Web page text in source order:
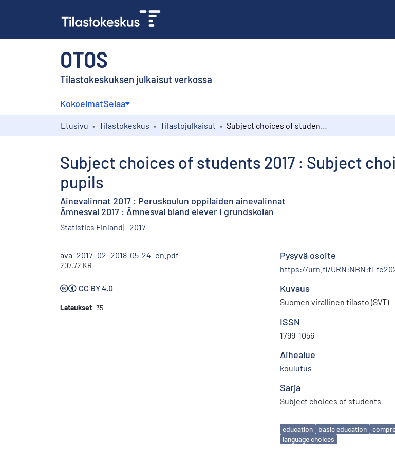
OTOS
Tilastokeskuksen julkaisut verkossa
KokoelmatSelaa
Etusivu Tilastokeskus Tilastojulkaisut
Subject choices of students 2017 : Subject
pupils
Ainevalinnat 2017 : Peruskoulun oppilaiden ainevalinnat
Ämnesval 2017 : Ämnesval bland elever i grundskolan
Statistics Finland 2017
ava_2017_02_2018-05-24_en.pdf
207.72 KB
CC BY 4.0
Lataukset 35
Pysyvä osoite
https://urn.fi/URN:NBN:fi-
Kuvaus
Suomen virallinen tilasto (SVT)
ISSN
1799-1056
Aihealue
koulutus
Sarja
Subject choices of students
Avainsanat
education basic education
language choices